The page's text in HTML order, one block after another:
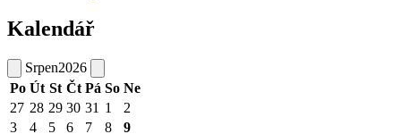
Kalendář
Srpen2026
Po Út St Čt Pá So Ne
27 28 29 30 31 1
2
3
4 5 6 7 8
9